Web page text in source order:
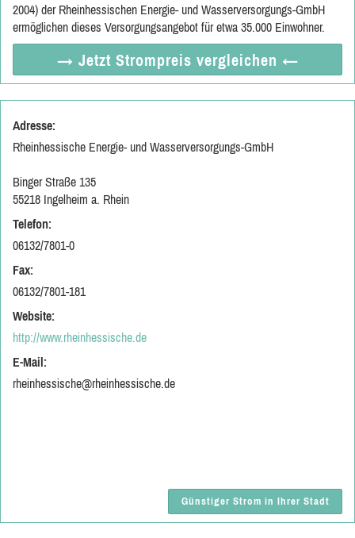
2004) der Rheinhessischen Energie- und Wasserversorgungs-GmbH
ermöglichen dieses Versorgungsangebot für etwa 35.000 Einwohner.
→ Jetzt Strompreis vergleichen ←
Adresse:
Rheinhessische Energie- und Wasserversorgungs-GmbH
Binger Straße 135
55218 Ingelheim a. Rhein
Telefon:
06132/7801-0
Fax:
06132/7801-181
Website:
http://www.rheinhessische.de
E-Mail:
rheinhessische@rheinhessische.de
Günstiger Strom in Ihrer Stadt